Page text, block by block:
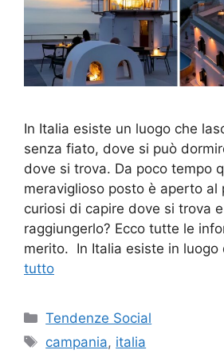
In Italia esiste un luogo che
senza fiato, dove si può
dove si trova. Da poco tempo
meraviglioso posto è aperto al
curiosi di capire dove si trova
raggiungerlo? Ecco tutte le
merito. In Italia esiste in luogo
tutto
Categorie
Tendenze Social
Tag
campania, italia